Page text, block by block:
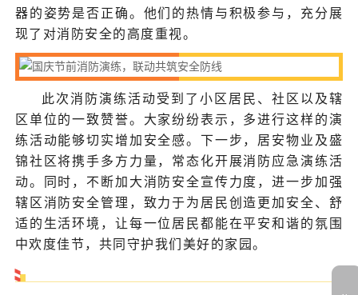
器的姿势是否正确。他们的热情与积极参与，充分展
现了对消防安全的高度重视。
此次消防演练活动受到了小区居民、社区以及辖
区单位的一致赞誉。大家纷纷表示，多进行这样的演
练活动能够切实增加安全感。下一步，居安物业及盛
锦社区将携手多方力量，常态化开展消防应急演练活
动。同时，不断加大消防安全宣传力度，进一步加强
辖区消防安全管理，致力于为居民创造更加安全、舒
适的生活环境，让每一位居民都能在平安和谐的氛围
中欢度佳节，共同守护我们美好的家园。